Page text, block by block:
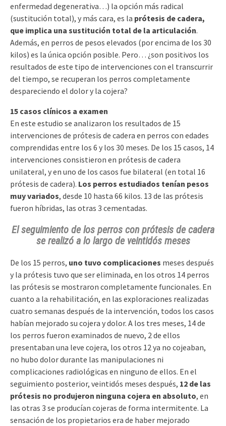
enfermedad degenerativa…) la opción más radical
(sustitución total), y más cara, es la prótesis de cadera,
que implica una sustitución total de la articulación.
Además, en perros de pesos elevados (por encima de los 30
kilos) es la única opción posible. Pero… ¿son positivos los
resultados de este tipo de intervenciones con el transcurrir
del tiempo, se recuperan los perros completamente
despareciendo el dolor y la cojera?
15 casos clínicos a examen
En este estudio se analizaron los resultados de 15
intervenciones de prótesis de cadera en perros con edades
comprendidas entre los 6 y los 30 meses. De los 15 casos, 14
intervenciones consistieron en prótesis de cadera
unilateral, y en uno de los casos fue bilateral (en total 16
prótesis de cadera). Los perros estudiados tenían pesos
muy variados, desde 10 hasta 66 kilos. 13 de las prótesis
fueron híbridas, las otras 3 cementadas.
El seguimiento de los perros con prótesis de cadera
se realizó a lo largo de veintidós meses
De los 15 perros, uno tuvo complicaciones meses después
y la prótesis tuvo que ser eliminada, en los otros 14 perros
las prótesis se mostraron completamente funcionales. En
cuanto a la rehabilitación, en las exploraciones realizadas
cuatro semanas después de la intervención, todos los casos
habían mejorado su cojera y dolor. A los tres meses, 14 de
los perros fueron examinados de nuevo, 2 de ellos
presentaban una leve cojera, los otros 12 ya no cojeaban,
no hubo dolor durante las manipulaciones ni
complicaciones radiológicas en ninguno de ellos. En el
seguimiento posterior, veintidós meses después, 12 de las
prótesis no produjeron ninguna cojera en absoluto, en
las otras 3 se producían cojeras de forma intermitente. La
sensación de los propietarios era de haber mejorado